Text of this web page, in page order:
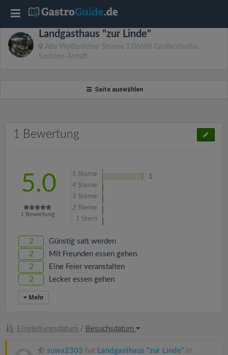
Landgasthaus "zur Linde"
Alte Weißenfelser Strasse 2,06688 Großkorbetha,
Sachsen-Anhalt
Seite auswählen
1 Bewertung
5.0
1 Bewertung
5 Sterne
1
4 Sterne
3 Sterne
2 Sterne
1 Stern
2 Günstig satt werden
2 Mit Freunden essen gehen
2 Eine Feier veranstalten
2 Lecker essen gehen
Mehr
Einstellungsdatum / Besuchsdatum
suwa2303 hat Landgasthaus "zur Linde" in
T
o
n